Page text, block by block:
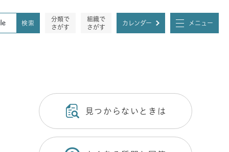
分類で
さがす
組織で
さがす
カレンダー メニュー
見つからないときは